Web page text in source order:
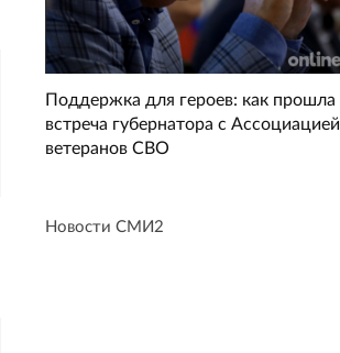
Поддержка для героев: как прошла
встреча губернатора с Ассоциацией
ветеранов СВО
Новости СМИ2